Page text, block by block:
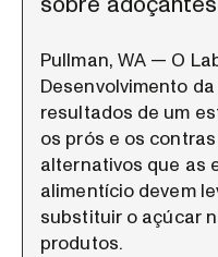
Pullman, WA — O
Desenvolvimento
resultados de um
os prós e os
alternativos que as
alimentício devem
substituir o açúcar
produtos.